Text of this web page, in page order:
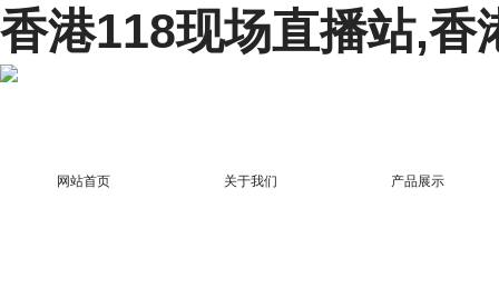
香港118现场直播站,香
网站首页 关于我们 产品展示